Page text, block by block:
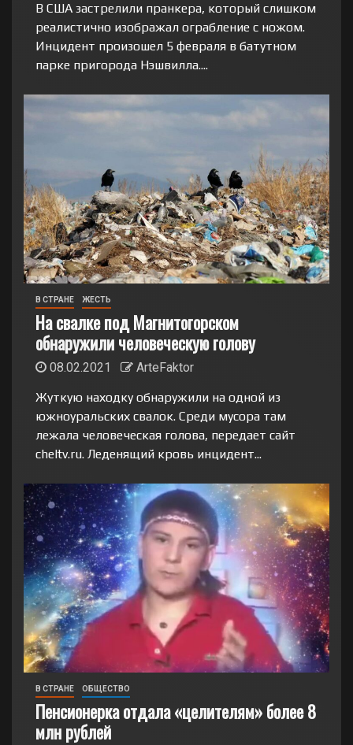
В США застрелили пранкера, который слишком
реалистично изображал ограбление с ножом.
Инцидент произошел 5 февраля в батутном
парке пригорода Нэшвилла....
В СТРАНЕ ЖЕСТЬ
На свалке под Магнитогорском
обнаружили человеческую голову
08.02.2021
ArteFaktor
Жуткую находку обнаружили на одной из
южноуральских свалок. Среди мусора там
лежала человеческая голова, передает сайт
cheltv.ru. Леденящий кровь инцидент...
В СТРАНЕ ОБЩЕСТВО
Пенсионерка отдала «целителям» более 8
млн рублей